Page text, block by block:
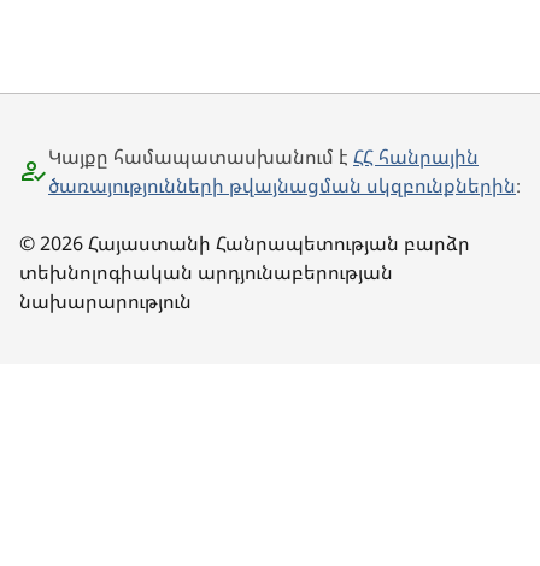
Կայքը համապատասխանում է ՀՀ հանրային
ծառայությունների թվայնացման սկզբունքներին։
© 2026 Հայաստանի Հանրապետության բարձր
տեխնոլոգիական արդյունաբերության
նախարարություն